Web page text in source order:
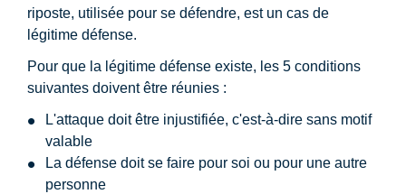
riposte, utilisée pour se défendre, est un cas de
légitime défense.
Pour que la légitime défense existe, les 5 conditions
suivantes doivent être réunies :
L'attaque doit être injustifiée, c'est-à-dire sans motif
valable
La défense doit se faire pour soi ou pour une autre
personne